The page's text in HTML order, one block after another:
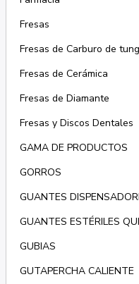
Fresas
Fresas de Carburo de
Fresas de Cerámica
Fresas de Diamante
Fresas y Discos Dentales
GAMA DE PRODUCTOS
GORROS
GUANTES
GUANTES ESTÉRILES
GUBIAS
GUTAPERCHA CALIENTE